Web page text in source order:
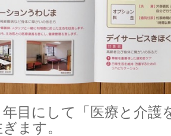
目にして「医療と介護
ます。